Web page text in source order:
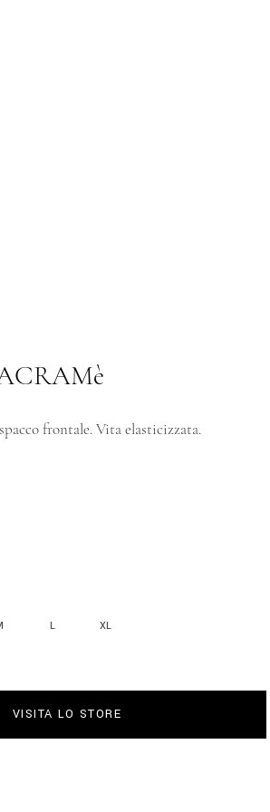
frontale. Vita elasticizzata.
L XL
VISITA LO STORE